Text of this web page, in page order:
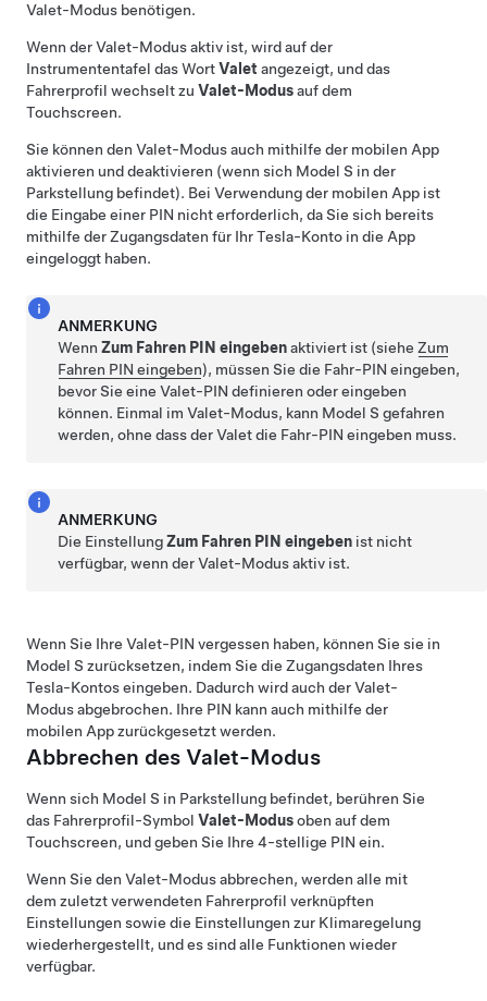
Valet-Modus benötigen.
Wenn der Valet-Modus aktiv ist, wird aufder
Instrumententafel das WortValet angezeigt, und das
Fahrerprofil wechselt zu Valet-Modusauf dem
Touchscreen.
Sie können den Valet-Modus auch mithilfe der mobilen App
aktivieren und deaktivieren (wenn sich Model S in der
Parkstellung befindet). Bei Verwendung der mobilen App ist
die Eingabe einer PIN nicht erforderlich, da Sie sich bereits
mithilfe der Zugangsdaten für Ihr Tesla-Konto in die App
eingeloggt haben.
ANMERKUNG
WennZum Fahren PIN eingebenaktiviert ist (sieheZum
Fahren PIN eingeben), müssen Sie die Fahr-PIN eingeben,
bevor Sie eine Valet-PIN definieren oder eingeben
können. Einmal im Valet-Modus, kann Model S gefahren
werden, ohne dass der Valet die Fahr-PIN eingeben muss.
ANMERKUNG
Die EinstellungZum Fahren PIN eingeben ist nicht
verfügbar, wenn der Valet-Modus aktiv ist.
Wenn Sie Ihre Valet-PIN vergessen haben, können Sie sie in
Model S zurücksetzen, indem Sie die Zugangsdaten Ihres
Tesla-Kontos eingeben. Dadurch wird auch der Valet-
Modus abgebrochen. Ihre PIN kann auch mithilfe der
mobilen App zurückgesetzt werden.
Abbrechen des Valet-Modus
Wenn sich Model S in Parkstellung befindet, berühren Sie
das Fahrerprofil-Symbol Valet-Modusoben auf dem
Touchscreen, und geben Sie Ihre 4-stellige PIN ein.
Wenn Sie den Valet-Modus abbrechen, werden alle mit
dem zuletzt verwendeten Fahrerprofil verknüpften
Einstellungen sowie die Einstellungen zur Klimaregelung
wiederhergestellt, und es sind alle Funktionen wieder
verfügbar.